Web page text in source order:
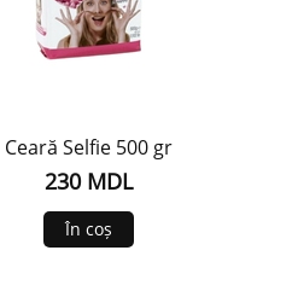
Ceară Selfie 500 gr
230 MDL
În coș